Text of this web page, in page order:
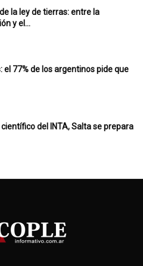
la ley de tierras: entre la
y el...
el 77% de los argentinos pide que
del INTA, Salta se prepara